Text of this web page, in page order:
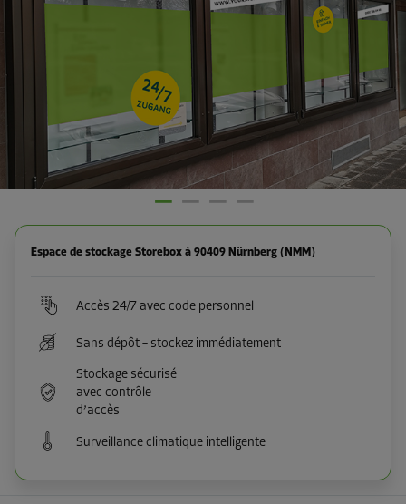
Espace de stockage Storebox à 90409 Nürnberg (NMM)
Accès 24/7 avec code personnel
Sans dépôt – stockez immédiatement
Stockage sécurisé
avec contrôle
d’accès
Surveillance climatique intelligente